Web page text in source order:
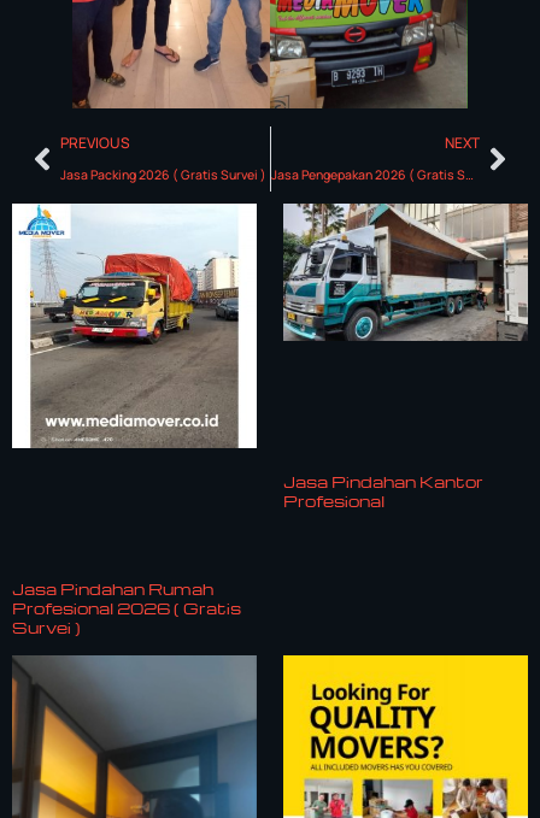
PREVIOUS
Jasa Packing 2026 ( Gratis Survei )
NEXT
Jasa Pengepakan 2026 ( Gratis Survei )
Jasa Pindahan Rumah
Profesional 2026 ( Gratis
Survei )
Jasa Pindahan Kantor
Profesional